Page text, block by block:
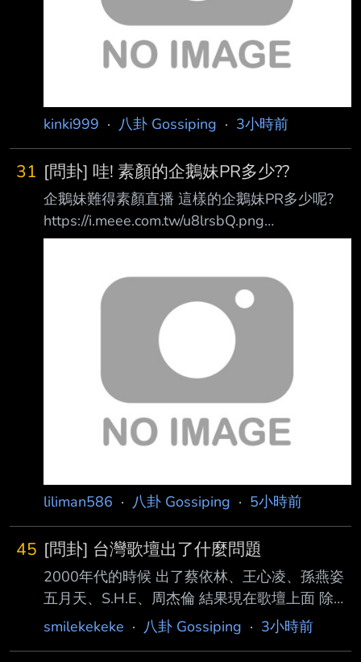
kinki999 · 八卦 Gossiping · 3小時前
31 [問卦] 哇! 素顏的企鵝妹PR多少??
企鵝妹難得素顏直播 這樣的企鵝妹PR多少呢?
https://i.meee.com.tw/u8lrsbQ.png
https://i.meee.com.tw/jP94CUN.png 有80分嗎?
liliman586 · 八卦 Gossiping · 5小時前
45 [問卦] 台灣歌壇出了什麼問題
2000年代的時候 出了蔡依林、王心凌、孫燕姿
五月天、S.H.E、周杰倫 結果現在歌壇上面 除了
金曲獎幾個新人 偶爾有幾首不錯的歌曲以外 就
smilekekeke · 八卦 Gossiping · 3小時前